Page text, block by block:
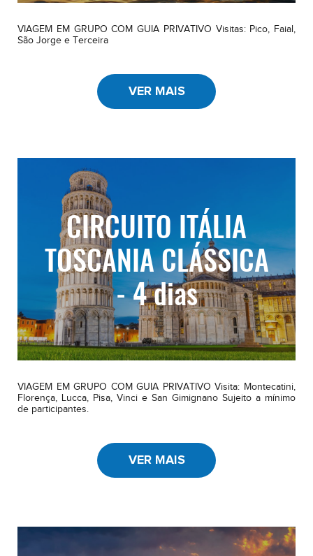
VIAGEM EM GRUPO COM GUIA PRIVATIVO Visitas: Pico, Faial,
São Jorge e Terceira
VER MAIS
CIRCUITO ITÁLIA
TOSCANIA CLÁSSICA
- 4 dias
VIAGEM EM GRUPO COM GUIA PRIVATIVO Visita: Montecatini,
Florença, Lucca, Pisa, Vinci e San Gimignano Sujeito a mínimo
de participantes.
VER MAIS